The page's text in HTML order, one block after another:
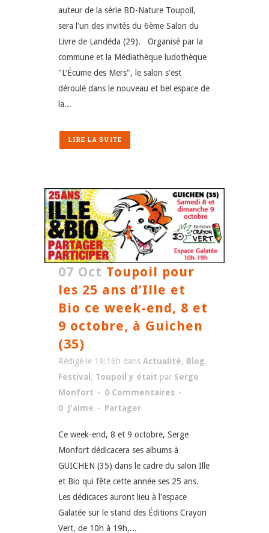
auteur de la série BD-Nature Toupoil,
sera l'un des invités du 6ème Salon du
Livre de Landéda (29). Organisé par la
commune et la Médiathèque ludothèque
"L'Écume des Mers", le salon s'est
déroulé dans le nouveau et bel espace de
la...
LIRE LA SUITE
07 Oct Toupoil pour
les 25 ans d’Ille et
Bio ce week-end, 8 et
9 octobre, à Guichen
(35)
Rédigé le 19:16h dans Actualité, Blog,
Festival , Toupoil y était par Serge
Monfort
0 Commentaires
0 J'aime Partager
Ce week-end, 8 et 9 octobre, Serge
Monfort dédicacera ses albums à
GUICHEN (35) dans le cadre du salon Ille
et Bio qui fête cette année ses 25 ans.
Les dédicaces auront lieu à l'espace
Galatée sur le stand des Éditions Crayon
Vert, de 10h à 19h,...